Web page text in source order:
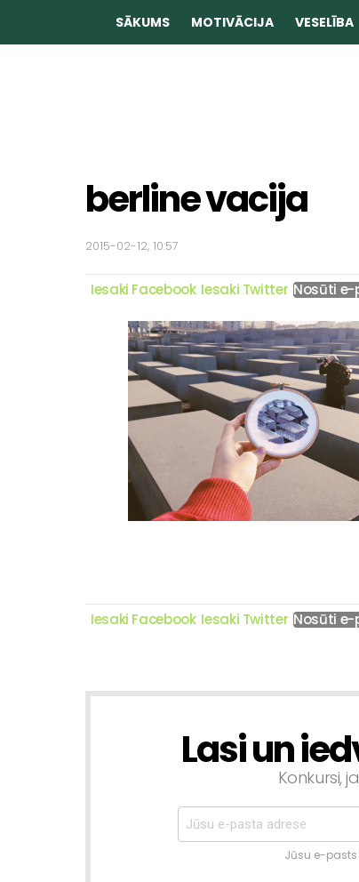
SĀKUMS MOTIVĀCIJA VESELĪBA
berline vacija
2015-02-12, 10:57
Iesaki Facebook Iesaki Twitter Nosūti
Iesaki Facebook Iesaki Twitter Nosūti
NEWSLETTERLasi un
Konkursi,
Jūsu e-pasts